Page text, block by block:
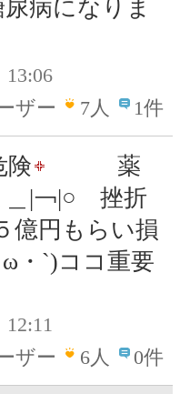
病になりま
13:06
ザー
7人 1件
険
薬
＿|￢|○ 挫折
円もらい損
・`)ココ重要
12:11
ザー
6人 0件